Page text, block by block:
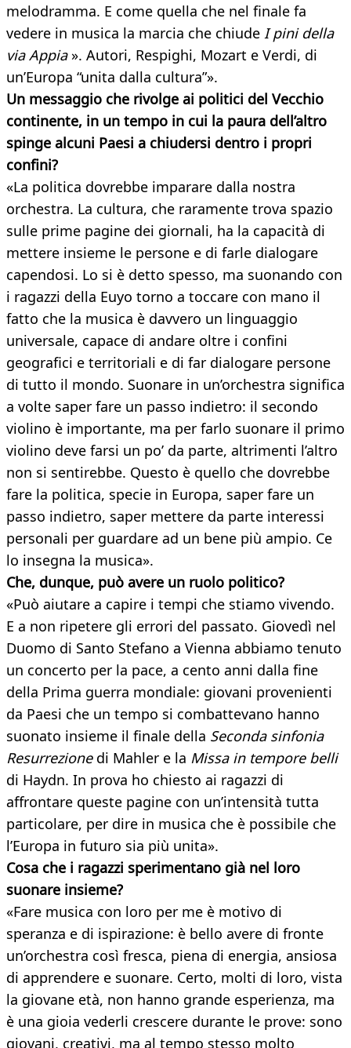
melodramma. E come quella che nel finale fa
vedere in musica la marcia che chiude I pini della
via Appia». Autori, Respighi, Mozart e Verdi, di
un’Europa “unita dalla cultura”».
Un messaggio che rivolge ai politici del Vecchio
continente, in un tempo in cui la paura dell’altro
spinge alcuni Paesi a chiudersi dentro i propri
confini?
«La politica dovrebbe imparare dalla nostra
orchestra. La cultura, che raramente trova spazio
sulle prime pagine dei giornali, ha la capacità di
mettere insieme le persone e di farle dialogare
capendosi. Lo si è detto spesso, ma suonando con
i ragazzi della Euyo torno a toccare con mano il
fatto che la musica è davvero un linguaggio
universale, capace di andare oltre i confini
geografici e territoriali e di far dialogare persone
di tutto il mondo. Suonare in un’orchestra significa
a volte saper fare un passo indietro: il secondo
violino è importante, ma per farlo suonare il primo
violino deve farsi un po’ da parte, altrimenti l’altro
non si sentirebbe. Questo è quello che dovrebbe
fare la politica, specie in Europa, saper fare un
passo indietro, saper mettere da parte interessi
personali per guardare ad un bene più ampio. Ce
lo insegna la musica».
Che, dunque, può avere un ruolo politico?
«Può aiutare a capire i tempi che stiamo vivendo.
E a non ripetere gli errori del passato. Giovedì nel
Duomo di Santo Stefano a Vienna abbiamo tenuto
un concerto per la pace, a cento anni dalla fine
della Prima guerra mondiale: giovani provenienti
da Paesi che un tempo si combattevano hanno
suonato insieme il finale della Seconda sinfonia
Resurrezionedi Mahler e la Missa in tempore belli
di Haydn. In prova ho chiesto ai ragazzi di
affrontare queste pagine con un’intensità tutta
particolare, per dire in musica che è possibile che
l’Europa in futuro sia più unita».
Cosa che i ragazzi sperimentano già nel loro
suonare insieme?
«Fare musica con loro per me è motivo di
speranza e di ispirazione: è bello avere di fronte
un’orchestra così fresca, piena di energia, ansiosa
di apprendere e suonare. Certo, molti di loro, vista
la giovane età, non hanno grande esperienza, ma
è una gioia vederli crescere durante le prove: sono
giovani, creativi, ma al tempo stesso molto